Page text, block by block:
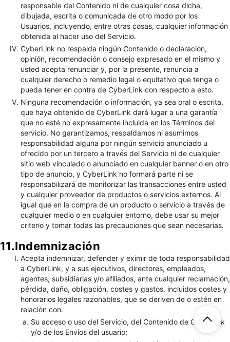
responsable del Contenido ni de cualquier cosa dicha,
dibujada, escrita o comunicada de otro modo por los
Usuarios, incluyendo, entre otras cosas, cualquier información
obtenida al hacer uso del Servicio.
CyberLink no respalda ningún Contenido o declaración,
opinión, recomendación o consejo expresado en el mismo y
usted acepta renunciar y, por la presente, renuncia a
cualquier derecho o remedio legal o equitativo que tenga o
pueda tener en contra de CyberLink con respecto a esto.
Ninguna recomendación o información, ya sea oral o escrita,
que haya obtenido de CyberLink dará lugar a una garantía
que no esté no expresamente incluida en los Términos del
servicio. No garantizamos, respaldamos ni asumimos
responsabilidad alguna por ningún servicio anunciado u
ofrecido por un tercero a través del Servicio ni de cualquier
sitio web vinculado o anunciado en cualquier banner o en otro
tipo de anuncio, y CyberLink no formará parte ni se
responsabilizará de monitorizar las transacciones entre usted
y cualquier proveedor de productos o servicios externos. Al
igual que en la compra de un producto o servicio a través de
cualquier medio o en cualquier entorno, debe usar su mejor
criterio y tomar todas las precauciones que sean necesarias.
11.Indemnización
Acepta indemnizar, defender y eximir de toda responsabilidad
a CyberLink, y a sus ejecutivos, directores, empleados,
agentes, subsidiarias y/o afiliados, ante cualquier reclamación,
pérdida, daño, obligación, costes y gastos, incluidos costes y
honorarios legales razonables, que se deriven de o estén en
relación con:
Su acceso o uso del Servicio, del Contenido de CyberLink
y/o de los Envíos del usuario;